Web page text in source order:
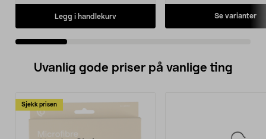
Legg i handlekurv Se varianter
Uvanlig gode priser på vanlige ting
Sjekk prisen